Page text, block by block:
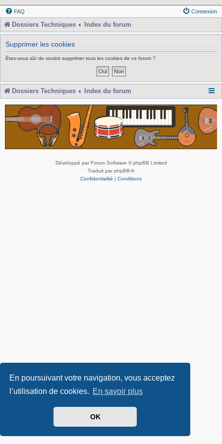
En poursuivant votre navigation, vous acceptez
l’utilisation de cookies. En savoir plus
OK
FAQ Connexion
Dossiers Techniques Index du forum
Supprimer les cookies
Êtes-vous sûr de vouloir supprimer tous les cookies de ce forum ?
Dossiers Techniques Index du forum
Développé par Forum Software © phpBB Limited
Traduit par phpBB-fr
Confidentialité | Conditions